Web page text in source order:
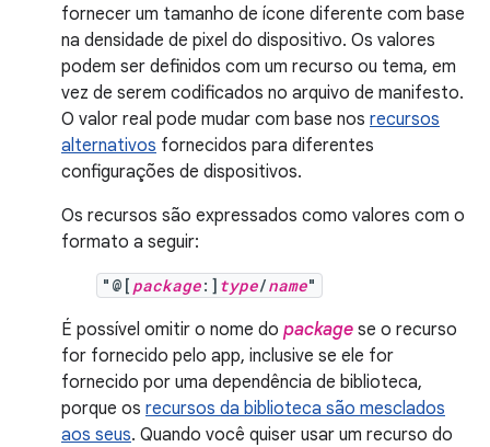
fornecer um tamanho de ícone diferente com base
na densidade de pixel do dispositivo. Os valores
podem ser definidos com um recurso ou tema, em
vez de serem codificados no arquivo de manifesto.
O valor real pode mudar com base nos recursos
alternativos fornecidos para diferentes
configurações de dispositivos.
Os recursos são expressados como valores com o
formato a seguir:
"@[ package:] type/name"
É possível omitir o nome do package se o recurso
for fornecido pelo app, inclusive se ele for
fornecido por uma dependência de biblioteca,
porque os recursos da biblioteca são mesclados
aos seus. Quando você quiser usar um recurso do